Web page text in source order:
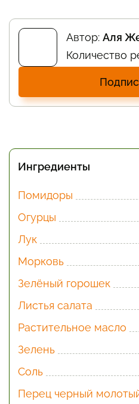
Автор: Аля
Количество
Ингредиенты
Помидоры
Огурцы
Лук
Морковь
Зелёный горошек
Листья салата
Растительное масло
Зелень
Соль
Перец черный